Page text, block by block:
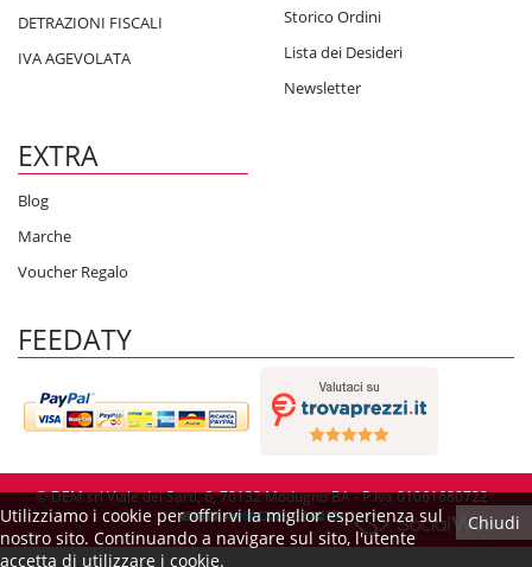
DETRAZIONI FISCALI
IVA AGEVOLATA
Storico Ordini
Lista dei Desideri
Newsletter
EXTRA
Blog
Marche
Voucher Regalo
FEEDATY
© DEM srl Viale dei Sarti, 6, 70132 Modugno BA - P.iva 01061680722
Chiudi
Utilizziamo i cookie per offrirvi la miglior esperienza sul
nostro sito. Continuando a navigare sul sito, l'utente
accetta di utilizzare i cookie.